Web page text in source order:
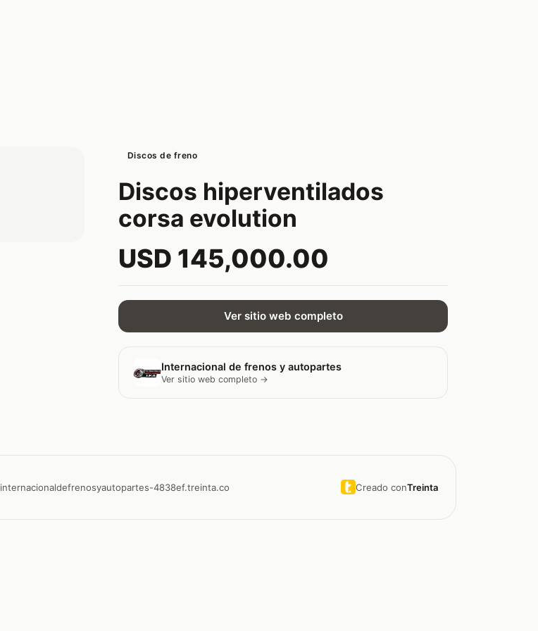
Discos de freno
Discos hiperventilados
corsa evolution
USD 145,000.00
Ver sitio web completo
Internacional de frenos y autopartes
Ver sitio web completo →
internacionaldefrenosyautopartes-4838ef.treinta.co Creado conTreinta